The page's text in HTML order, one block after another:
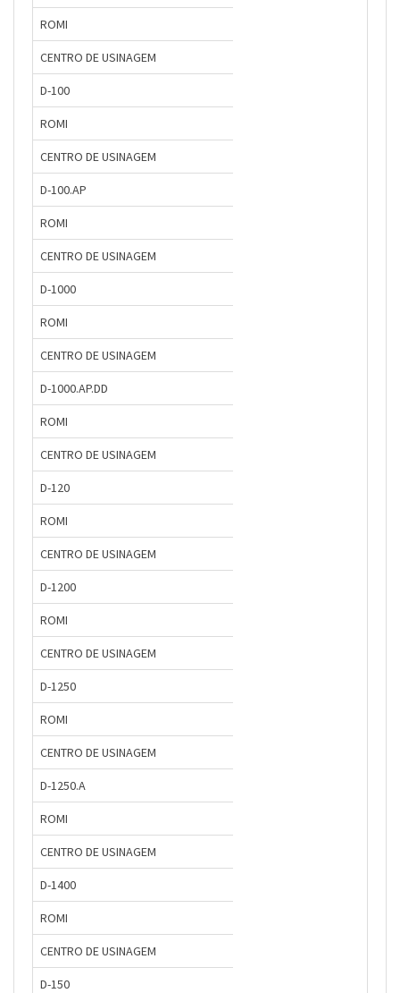
ROMI
CENTRO DE USINAGEM
D-100
ROMI
CENTRO DE USINAGEM
D-100.AP
ROMI
CENTRO DE USINAGEM
D-1000
ROMI
CENTRO DE USINAGEM
D-1000.AP.DD
ROMI
CENTRO DE USINAGEM
D-120
ROMI
CENTRO DE USINAGEM
D-1200
ROMI
CENTRO DE USINAGEM
D-1250
ROMI
CENTRO DE USINAGEM
D-1250.A
ROMI
CENTRO DE USINAGEM
D-1400
ROMI
CENTRO DE USINAGEM
D-150